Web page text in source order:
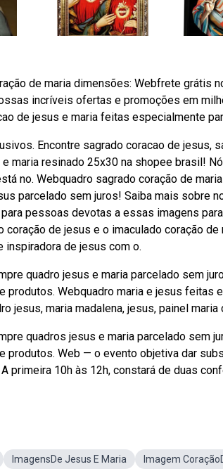
de maria dimensões: Webfrete grátis
incríveis ofertas e promoções em
de jesus e maria feitas especialmente
Encontre sagrado coracao de jesus,
maria resinado 25x30 na shopee brasil!
no. Webquadro sagrado coração de
parcelado sem juros! Saiba mais sobre
pessoas devotas a essas imagens
coração de jesus e o imaculado coração
inspiradora de jesus com o.
quadro jesus e maria parcelado sem
produtos. Webquadro maria e jesus feitas
jesus, maria madalena, jesus, painel maria
quadros jesus e maria parcelado sem
produtos. Web — o evento objetiva dar
primeira 10h às 12h, constará de duas
ImagensDe Jesus E Maria Imagem